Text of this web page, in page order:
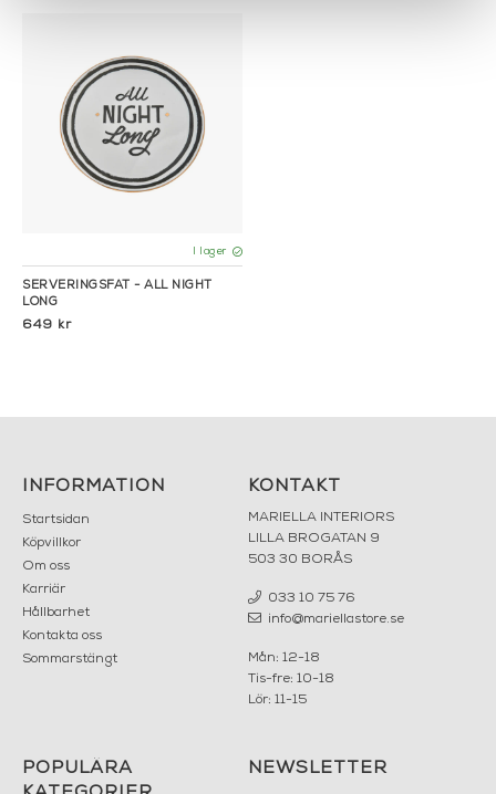
I lager
SERVERINGSFAT - ALL NIGHT
LONG
649 kr
INFORMATION
Startsidan
Köpvillkor
Om oss
Karriär
Hållbarhet
Kontakta oss
Sommarstängt
KONTAKT
MARIELLA INTERIORS
LILLA BROGATAN 9
503 30 BORÅS
033 10 75 76
info@mariellastore.se
Mån: 12-18
Tis-fre: 10-18
Lör: 11-15
POPULÄRA
NEWSLETTER